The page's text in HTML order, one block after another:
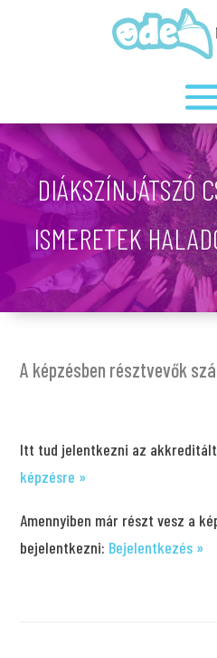
DIÁKSZÍNJÁTSZÓ
ISMERETEK
A képzésben résztvevők
Itt tud jelentkezni az
képzésre »
Amennyiben már részt vesz a
bejelentkezni: Bejelentkezés »